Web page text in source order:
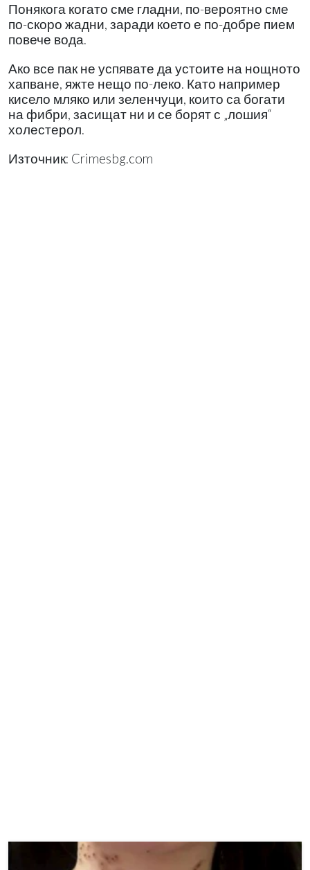
Понякога когато сме гладни, по-вероятно сме
по-скоро жадни, заради което е по-добре пием
повече вода.
Ако все пак не успявате да устоите на нощното
хапване, яжте нещо по-леко. Като например
кисело мляко или зеленчуци, които са богати
на фибри, засищат ни и се борят с „лошия“
холестерол.
Източник: Crimesbg.com